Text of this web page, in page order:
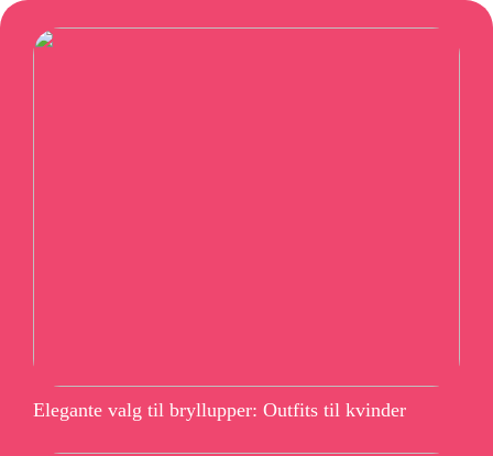
Elegante valg til bryllupper: Outfits til kvinder